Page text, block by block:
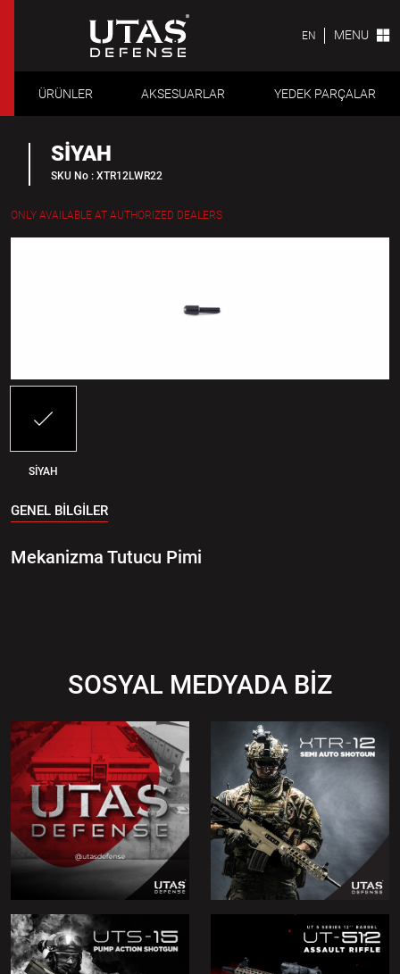
EN MENU
ÜRÜNLER AKSESUARLAR YEDEK PARÇALAR
SİYAH
SKU No : XTR12LWR22
ONLY AVAILABLE AT AUTHORIZED DEALERS
SİYAH
GENEL BİLGİLER
Mekanizma Tutucu Pimi
SOSYAL MEDYADA BİZ